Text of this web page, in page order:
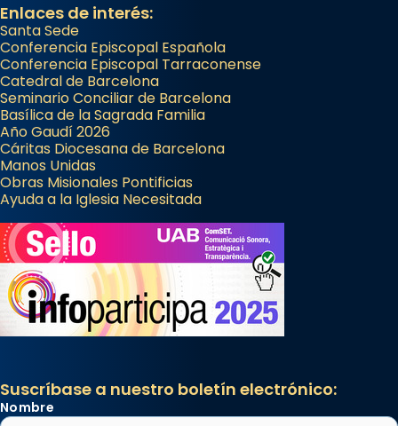
Enlaces de interés:
Santa Sede
Conferencia Episcopal Española
Conferencia Episcopal Tarraconense
Catedral de Barcelona
Seminario Conciliar de Barcelona
Basílica de la Sagrada Familia
Año Gaudí 2026
Cáritas Diocesana de Barcelona
Manos Unidas
Obras Misionales Pontificias
Ayuda a la Iglesia Necesitada
Suscríbase a nuestro boletín electrónico:
Nombre